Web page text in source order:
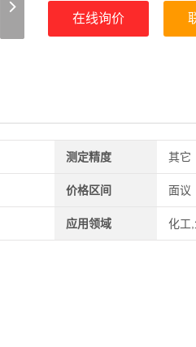
在线询价
测定精度 其它
价格区间 面议
应用领域 化工